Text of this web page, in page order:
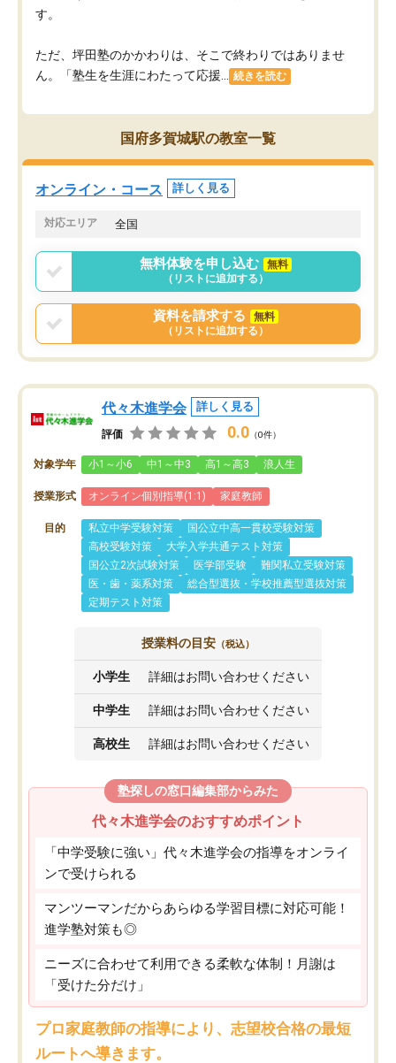
す。
ただ、坪田塾のかかわりは、そこで終わりではありませ
ん。「塾生を生涯にわたって応援...
続きを読む
国府多賀城駅の教室一覧
オンライン・コース 詳しく見る
対応エリア 全国
無料体験を申し込む
無料
（リストに追加する）
資料を請求する
無料
（リストに追加する）
代々木進学会 詳しく見る
評価 0.0 （0件）
対象学年 小1～小6 中1～中3 高1～高3 浪人生
授業形式 オンライン個別指導(1:1) 家庭教師
目的 私立中学受験対策
国公立中高一貫校受験対策
高校受験対策
大学入学共通テスト対策
国公立2次試験対策
医学部受験
難関私立受験対策
医・歯・薬系対策
総合型選抜・学校推薦型選抜対策
定期テスト対策
授業料の目安 （税込）
小学生 詳細はお問い合わせください
中学生 詳細はお問い合わせください
高校生 詳細はお問い合わせください
塾探しの窓口編集部からみた
代々木進学会のおすすめポイント
「中学受験に強い」代々木進学会の指導をオンライ
ンで受けられる
マンツーマンだからあらゆる学習目標に対応可能！
進学塾対策も◎
ニーズに合わせて利用できる柔軟な体制！月謝は
「受けた分だけ」
プロ家庭教師の指導により、志望校合格の最短
ルートへ導きます。